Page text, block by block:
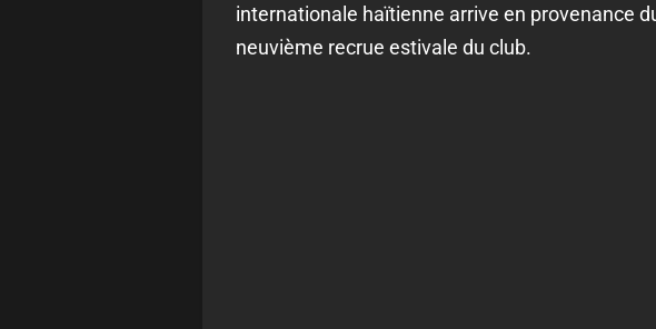
internationale haïtienne arrive en provenance
neuvième recrue estivale du club.